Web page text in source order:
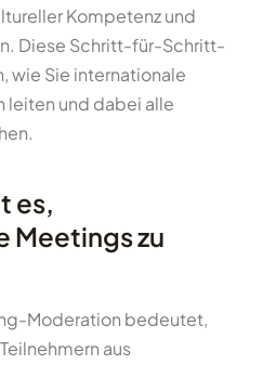
Kompetenz und
Diese Schritt-für-Schritt-
wie Sie internationale
leiten und dabei alle
es,
Meetings zu
Moderation bedeutet,
aus